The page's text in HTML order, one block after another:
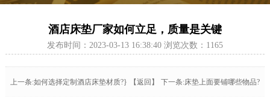
酒店床垫厂家如何立足，质量是关键
发布时间：2023-03-13 16:38:40 浏览次数：1165
上一条:如何选择定制酒店床垫材质?} 【返回】 下一条:床垫上面要铺哪些物品?